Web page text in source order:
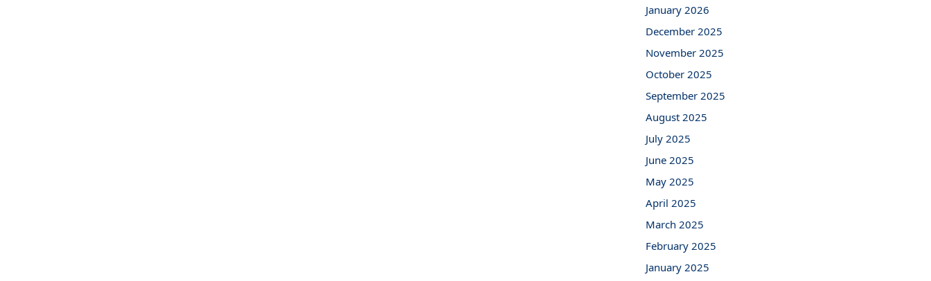
January 2026
December 2025
November 2025
October 2025
September 2025
August 2025
July 2025
June 2025
May 2025
April 2025
March 2025
February 2025
January 2025